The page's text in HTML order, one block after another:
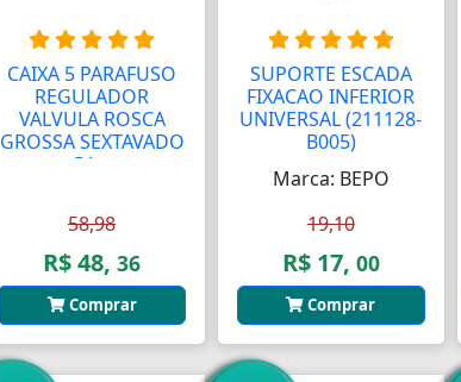
CAIXA 5 PARAFUSO
REGULADOR
VALVULA ROSCA
GROSSA SEXTAVADO
PA...
58,98
R$ 48, 36
Comprar
SUPORTE ESCADA
FIXACAO INFERIOR
UNIVERSAL (211128-
B005)
Marca: BEPO
19,10
R$ 17, 00
Comprar